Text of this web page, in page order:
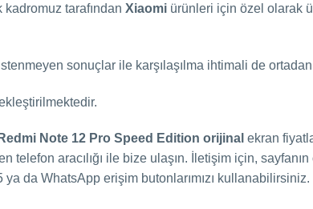
tarafından Xiaomi ürünleri için özel olarak
sonuçlar ile karşılaşılma ihtimali de ortadan
Note 12 Pro Speed Edition orijinal ekran
aracılığı ile bize ulaşın. İletişim için,
da WhatsApp erişim butonlarımızı kullanabilirsiniz.